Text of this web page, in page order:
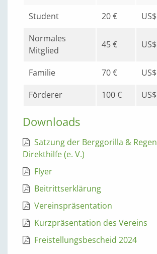
Student
20 €
Normales
Mitglied
45 €
Familie 70 €
Förderer
100 €
Downloads
Satzung der Berggorilla &
Direkthilfe (e. V.)
Flyer
Beitrittserklärung
Vereinspräsentation
Kurzpräsentation des Vereins
Freistellungsbescheid 2024